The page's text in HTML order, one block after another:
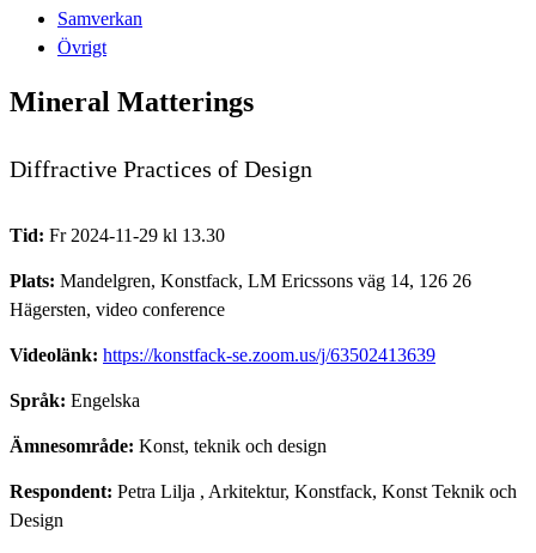
Samverkan
Övrigt
Mineral Matterings
Diffractive Practices of Design
Tid: Fr 2024-11-29 kl 13.30
Plats: Mandelgren, Konstfack, LM Ericssons väg 14, 126 26
Hägersten, video conference
Videolänk: https://konstfack-se.zoom.us/j/63502413639
Språk: Engelska
Ämnesområde: Konst, teknik och design
Respondent: Petra Lilja , Arkitektur, Konstfack, Konst Teknik och
Design